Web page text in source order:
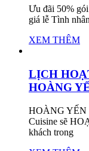
Ưu đãi 50%
giá lễ Tình
XEM THÊM
LỊCH
HOÀNG
HOÀNG YẾN
Cuisine sẽ
khách trong